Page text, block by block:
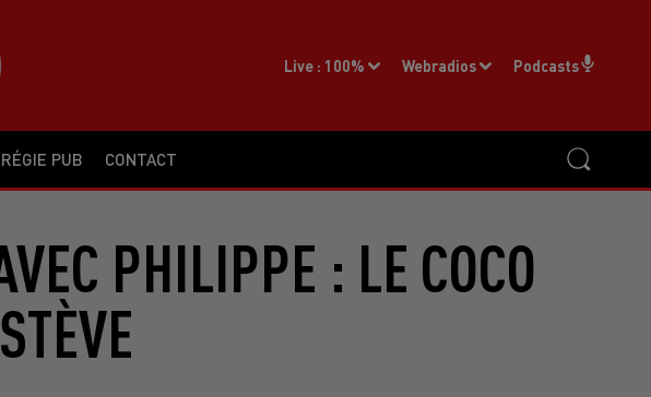
PUB CONTACT
Live : 100% Webradios Podcasts
PHILIPPE : LE COCO